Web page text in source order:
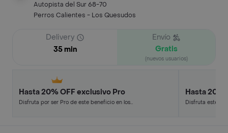
Autopista del Sur 68-70
Perros Calientes - Los Quesudos
Delivery
35 min
Envío
Gratis
(nuevos usuarios)
Hasta 20% OFF exclusivo Pro
Disfruta por ser Pro de este beneficio en los
Hasta 20%
Disfruta este